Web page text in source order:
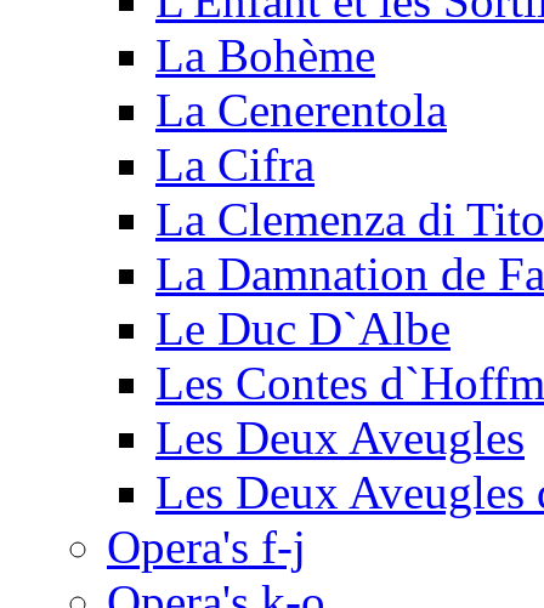
La Bohème
La Cenerentola
La Cifra
La Clemenza di Tito
La Damnation de
Le Duc D`Albe
Les Contes
Les Deux Aveugles
Les Deux Aveugles
Opera's f-j